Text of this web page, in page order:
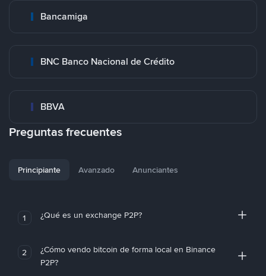
Bancamiga
BNC Banco Nacional de Crédito
BBVA
Preguntas frecuentes
Principiante Avanzado Anunciantes
1 ¿Qué es un exchange P2P?
2
¿Cómo vendo bitcoin de forma local en Binance
P2P?